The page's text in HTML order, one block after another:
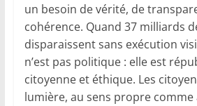
un besoin de vérité, de
cohérence. Quand 37 milliards
disparaissent sans exécution
n’est pas politique : elle est
citoyenne et éthique. Les
lumière, au sens propre comme